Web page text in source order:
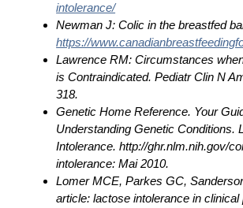
intolerance/
Newman J: Colic in the breastfed
https://
Lawrence RM: Circumstances
is Contraindicated. Pediatr Clin N
318.
Genetic Home Reference. Your
Understanding Genetic Conditions.
Intolerance. http://ghr.nlm.nih.gov/
intolerance: Mai 2010.
Lomer MCE, Parkes GC,
article: lactose intolerance in